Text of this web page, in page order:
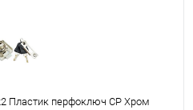
Пластик перфоключ CP Хром